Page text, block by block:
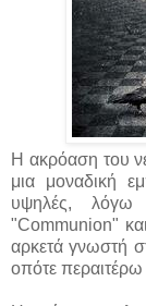
Η ακρόαση του
μια μοναδική
υψηλές,
"Communion"
αρκετά γνωστή
οπότε